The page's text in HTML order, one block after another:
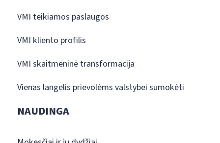
VMI teikiamos paslaugos
VMI kliento profilis
VMI skaitmeninė transformacija
Vienas langelis prievolėms valstybei sumokėti
NAUDINGA